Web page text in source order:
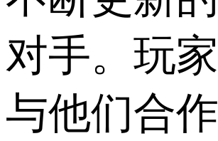
对手。玩
与他们合